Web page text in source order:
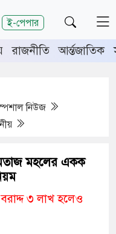
ই-পেপার
চুয়াডাঙ্গায়
রাজনীতি আর্ন্তজাতিক
নিউজ
মহলের একক
৩ লাখ হলেও